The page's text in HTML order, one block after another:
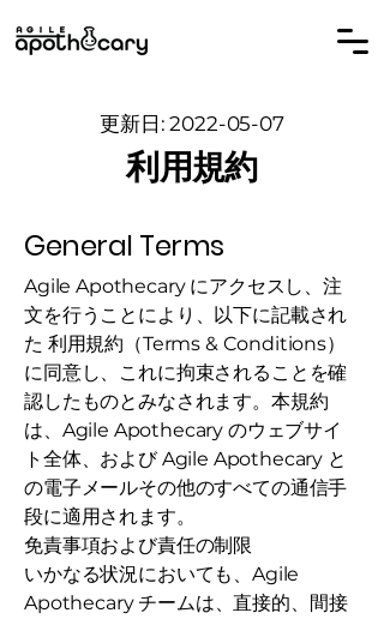
更新日:2022-05-07
利用規約
General Terms
Agile Apothecary にアクセスし、注
文を行うことにより、以下に記載され
た 利用規約（Terms & Conditions）
に同意し、これに拘束されることを確
認したものとみなされます。本規約
は、Agile Apothecary のウェブサイ
ト全体、および Agile Apothecary と
の電子メールその他のすべての通信手
段に適用されます。
免責事項および責任の制限
いかなる状況においても、Agile
Apothecary チームは、直接的、間接